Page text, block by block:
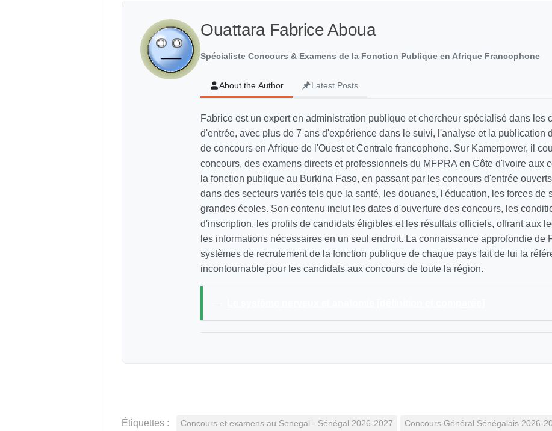
Ouattara Fabrice Aboua
Spécialiste Concours & Examens de la Fonction Publique en Afrique Francophone
About the Author Latest Posts
Fabrice est un expert en administration publique et chercheur spécialisé dans les
d'entrée, avec plus de 7 ans d'expérience dans le suivi, l'analyse et la publication
de concours en Afrique de l'Ouest et Centrale francophone. Sur Kamerpower, il
concours, des examens directs et professionnels du MFPRA en Côte d'Ivoire aux
la fonction publique au Burkina Faso, en passant par les concours d'entrée
dans des secteurs variés tels que la santé, les douanes, l'éducation, les forces de
grandes écoles. Son contenu inclut les dates d'ouverture des concours, les
d'inscription, les profils de candidats éligibles et les résultats officiels, offrant aux
les informations nécessaires en un seul endroit. La connaissance approfondie de
systèmes de recrutement de la fonction publique de chaque pays fait de lui la
incontournable pour les candidats aux concours de toute la région.
Étiquettes : Concours et examens au Senegal - Sénégal 2026-2027 Concours Général Sénégalais 2026-